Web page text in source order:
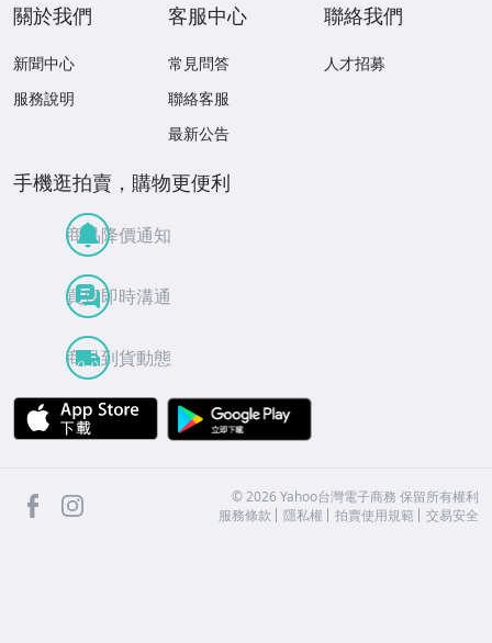
關於我們
新聞中心
服務說明
客服中心
常見問答
聯絡客服
最新公告
聯絡我們
人才招募
手機逛拍賣，購物更便利
商品降價通知
買賣即時溝通
商品到貨動態
APP Store
facebook ©2026 Yahoo台灣電子商務 保留所有權利
服務條款
隱私權 拍賣使用規範 交易安全